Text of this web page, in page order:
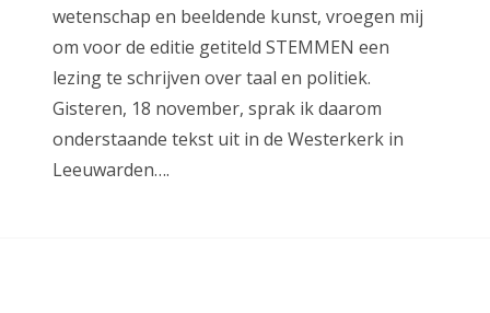
wetenschap en beeldende kunst, vroegen mij
om voor de editie getiteld STEMMEN een
lezing te schrijven over taal en politiek.
Gisteren, 18 november, sprak ik daarom
onderstaande tekst uit in de Westerkerk in
Leeuwarden….